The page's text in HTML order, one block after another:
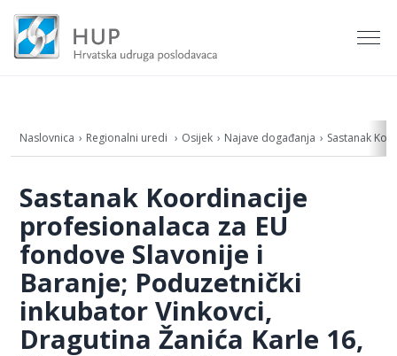
Naslovnica Regionalni uredi Osijek Najave događanja Sastanak
Sastanak Koordinacije
profesionalaca za EU
fondove Slavonije i
Baranje; Poduzetnički
inkubator Vinkovci,
Dragutina Žanića Karle 16,